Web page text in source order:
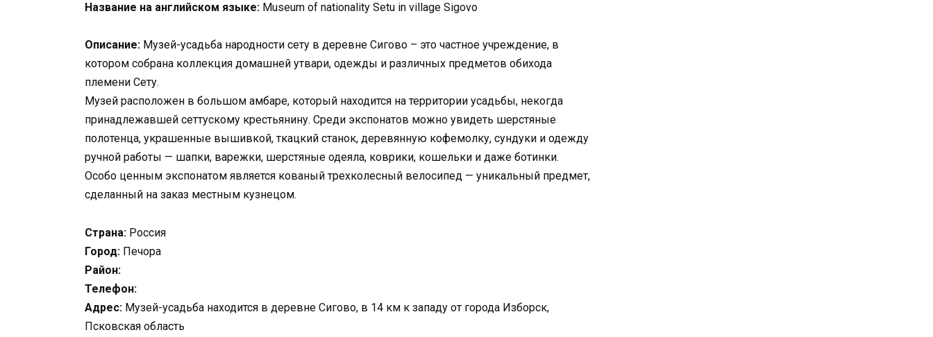
Название на английском языке: Museum of nationality Setu in village Sigovo
Описание: Музей-усадьба народности сету в деревне Сигово – это частное учреждение, в
котором собрана коллекция домашней утвари, одежды и различных предметов обихода
племени Сету.
Музей расположен в большом амбаре, который находится на территории усадьбы, некогда
принадлежавшей сеттускому крестьянину. Среди экспонатов можно увидеть шерстяные
полотенца, украшенные вышивкой, ткацкий станок, деревянную кофемолку, сундуки и одежду
ручной работы — шапки, варежки, шерстяные одеяла, коврики, кошельки и даже ботинки.
Особо ценным экспонатом является кованый трехколесный велосипед — уникальный предмет,
сделанный на заказ местным кузнецом.
Страна: Россия
Город: Печора
Район:
Телефон:
Адрес: Музей-усадьба находится в деревне Сигово, в 14 км к западу от города Изборск,
Псковская область